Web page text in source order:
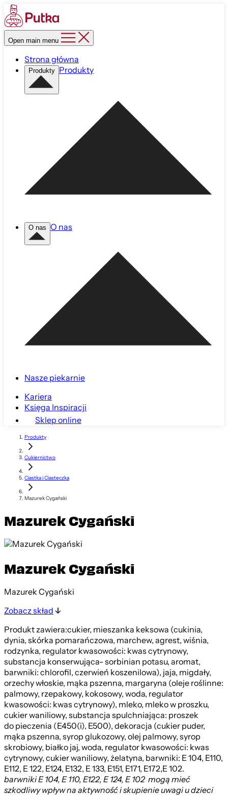
Open main menu
Strona główna
Produkty Produkty
O nas O nas
Nasze piekarnie
Kariera
Księga Inspiracji
Sklep online
Produkty
Cukiernictwo
Ciastka i Ciasteczka
Mazurek Cygański
Mazurek Cygański
Mazurek Cygański
Mazurek Cygański
Zobacz skład
Produkt zawiera:cukier, mieszanka keksowa (cukinia,
dynia, skórka pomarańczowa, marchew, agrest, wiśnia,
rodzynka, regulator kwasowości: kwas cytrynowy,
substancja konserwująca- sorbinian potasu, aromat,
barwniki: chlorofil, czerwień koszenilowa), jaja, migdały,
orzechy włoskie, mąka pszenna, margaryna (oleje roślinne:
palmowy, rzepakowy, kokosowy, woda, regulator
kwasowości: kwas cytrynowy), mleko, mleko w proszku,
cukier waniliowy, substancja spulchniająca: proszek
do pieczenia (E450(i), E500), dekoracja (cukier puder,
mąka pszenna, syrop glukozowy, olej palmowy, syrop
skrobiowy, białko jaj, woda, regulator kwasowości: kwas
cytrynowy, cukier waniliowy, żelatyna, barwniki: E 104, E110,
E112, E 122, E124, E132, E 133, E151, E171, E172,E 102.
barwniki E 104, E 110, E122, E 124, E 102 mogą mieć
szkodliwy wpływ na aktywność i skupienie uwagi u dzieci